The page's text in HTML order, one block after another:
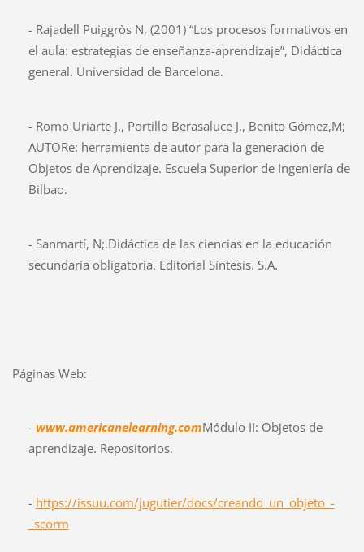
- Rajadell Puiggròs N, (2001) “Los procesos formativos en
el aula: estrategias de enseñanza-aprendizaje”, Didáctica
general. Universidad de Barcelona.
- Romo Uriarte J., Portillo Berasaluce J., Benito Gómez,M;
AUTORe: herramienta de autor para la generación de
Objetos de Aprendizaje. Escuela Superior de Ingeniería de
Bilbao.
- Sanmartí, N;.Didáctica de las ciencias en la educación
secundaria obligatoria. Editorial Síntesis. S.A.
Páginas Web:
- www.americanelearning.comMódulo II: Objetos de
aprendizaje. Repositorios.
- https://issuu.com/jugutier/docs/creando_un_objeto_-
_scorm